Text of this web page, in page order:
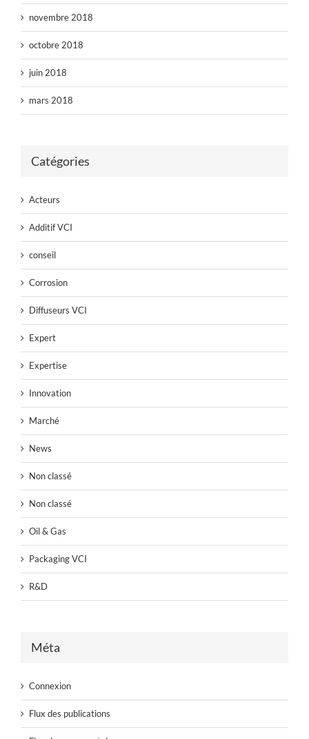
novembre 2018
octobre 2018
juin 2018
mars 2018
Catégories
Acteurs
Additif VCI
conseil
Corrosion
Diffuseurs VCI
Expert
Expertise
Innovation
Marché
News
Non classé
Non classé
Oil & Gas
Packaging VCI
R&D
Méta
Connexion
Flux des publications